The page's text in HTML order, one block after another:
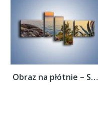
Obraz na płótnie – Spokojna tafla wody –...